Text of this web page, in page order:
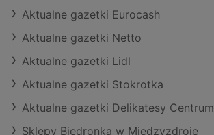
Aktualne gazetki Eurocash
Aktualne gazetki Netto
Aktualne gazetki Lidl
Aktualne gazetki Stokrotka
Aktualne gazetki Delikatesy Centrum
Sklepy Biedronka w Międzyzdroje